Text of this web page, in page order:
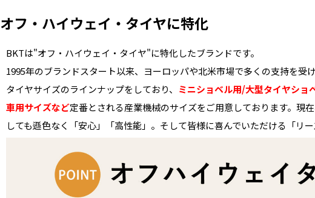
オフ・ハイウェイ・タイヤに特化
BKTは"オフ・ハイウェイ・タイヤ"に特化したブランドです。
1995年のブランドスタート以来、ヨーロッパや北米市場で多くの支持を受
タイヤサイズのラインナップをしており、 ミニショベル用/大型タイヤシ
車用サイズなど定番とされる産業機械のサイズをご用意しております。現
しても遜色なく「安心」「高性能」。そして皆様に喜んでいただける「リ